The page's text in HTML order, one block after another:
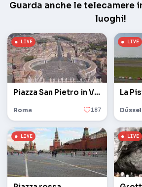
Guarda anche le telecamere
luoghi!
Piazza San Pietro in Vaticano
Roma 187
La